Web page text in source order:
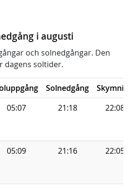
i augusti
och solnedgångar. Den
dagens soltider.
Solnedgång
05:07 21:18 22:08
05:09 21:16 22:05